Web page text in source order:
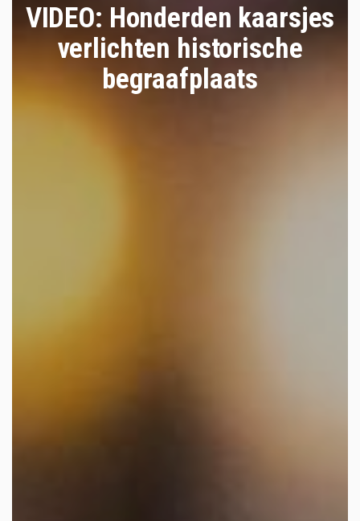
VIDEO: Honderden kaarsjes
verlichten historische
begraafplaats